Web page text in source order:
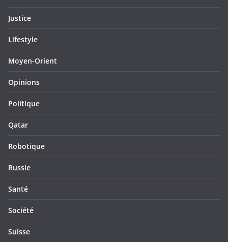
Justice
Lifestyle
Moyen-Orient
Opinions
Politique
Qatar
Robotique
Russie
Santé
Société
Suisse